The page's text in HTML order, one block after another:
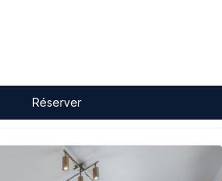
Réserver